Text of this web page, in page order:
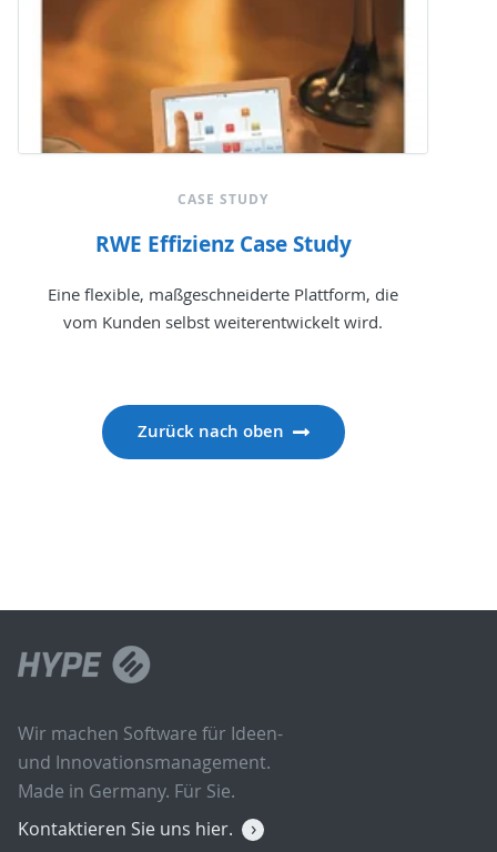
CASE STUDY
RWE Effizienz Case Study
Eine flexible, maßgeschneiderte Plattform, die
vom Kunden selbst weiterentwickelt wird.
Zurück nach oben
Wir machen Software für Ideen-
und Innovationsmanagement.
Made in Germany. Für Sie.
Kontaktieren Sie uns hier.